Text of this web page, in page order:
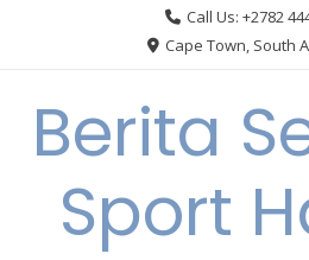
Call Us: +2782
Cape Town, South
Berita
Sport